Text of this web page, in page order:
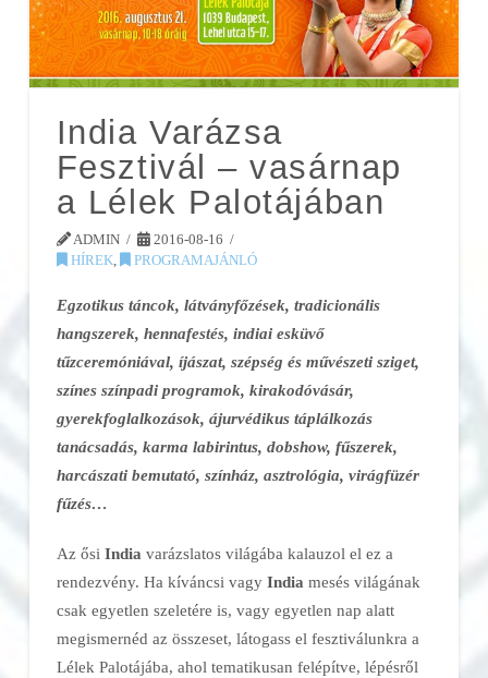
India Varázsa
Fesztivál – vasárnap
a Lélek Palotájában
ADMIN
2016-08-16
HÍREK, PROGRAMAJÁNLÓ
Egzotikus táncok, látványfőzések, tradicionális
hangszerek, hennafestés, indiai esküvő
tűzceremóniával, íjászat, szépség és művészeti sziget,
színes színpadi programok, kirakodóvásár,
gyerekfoglalkozások, ájurvédikus táplálkozás
tanácsadás, karma labirintus, dobshow, fűszerek,
harcászati bemutató, színház, asztrológia, virágfüzér
fűzés…
Az ősi India varázslatos világába kalauzol el ez a
rendezvény. Ha kíváncsi vagy India mesés világának
csak egyetlen szeletére is, vagy egyetlen nap alatt
megismernéd az összeset, látogass el fesztiválunkra a
Lélek Palotájába, ahol tematikusan felépítve, lépésről